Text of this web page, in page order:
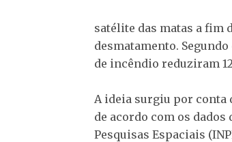
satélite das matas a fim
desmatamento.
de incêndio reduziram
A ideia surgiu por conta
de acordo com os
Pesquisas Espaciais